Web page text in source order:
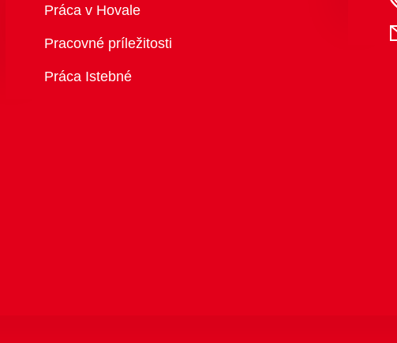
Prehľad
Práca v Hovale
Pracovné príležitosti
Práca Istebné